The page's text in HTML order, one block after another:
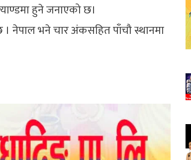
हुने जनाएको छ।
। नेपाल भने चार अंकसहित पाँचौ स्थानमा